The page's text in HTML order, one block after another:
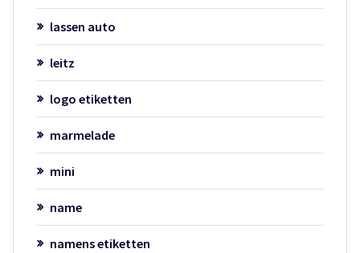
lassen auto
leitz
logo etiketten
marmelade
mini
name
namens etiketten